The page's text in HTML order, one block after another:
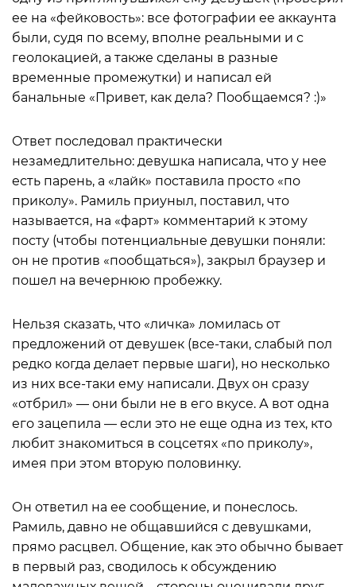
ее на «фейковость»: все фотографии ее аккаунта
были, судя по всему, вполне реальными и с
геолокацией, а также сделаны в разные
временные промежутки) и написал ей
банальные «Привет, как дела? Пообщаемся? :)»
Ответ последовал практически
незамедлительно: девушка написала, что у нее
есть парень, а «лайк» поставила просто «по
приколу». Рамиль приуныл, поставил, что
называется, на «фарт» комментарий к этому
посту (чтобы потенциальные девушки поняли:
он не против «пообщаться»), закрыл браузер и
пошел на вечернюю пробежку.
Нельзя сказать, что «личка» ломилась от
предложений от девушек (все-таки, слабый пол
редко когда делает первые шаги), но несколько
из них все-таки ему написали. Двух он сразу
«отбрил» — они были не в его вкусе. А вот одна
его зацепила — если это не еще одна из тех, кто
любит знакомиться в соцсетях «по приколу»,
имея при этом вторую половинку.
Он ответил на ее сообщение, и понеслось.
Рамиль, давно не общавшийся с девушками,
прямо расцвел. Общение, как это обычно бывает
в первый раз, сводилось к обсуждению